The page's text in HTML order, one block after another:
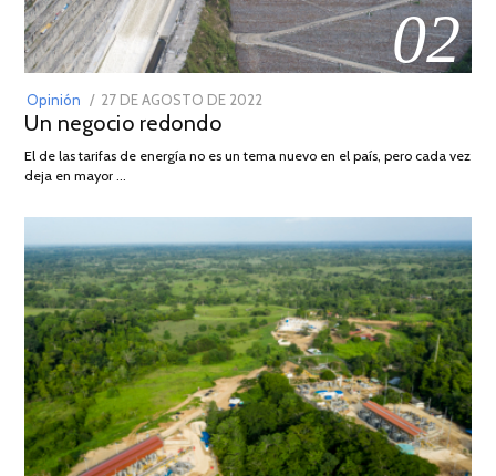
02
Opinión
POSTED
ON
27 DE AGOSTO DE 2022
DE
Un negocio redondo
El de las tarifas de energía no es un tema nuevo en el país, pero cada vez
deja en mayor …